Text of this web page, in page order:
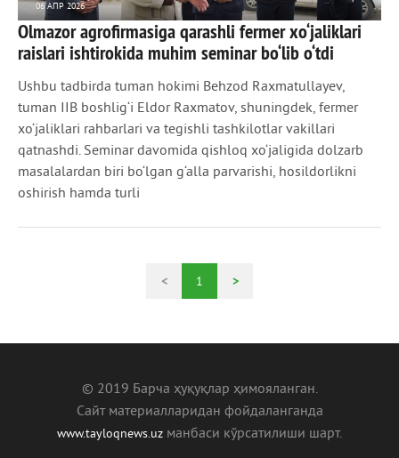
06 АПР 2026
324 0
Olmazor agrofirmasiga qarashli fermer xo‘jaliklari
raislari ishtirokida muhim seminar bo‘lib o‘tdi
Ushbu tadbirda tuman hokimi Behzod Raxmatullayev,
tuman IIB boshlig‘i Eldor Raxmatov, shuningdek, fermer
xo‘jaliklari rahbarlari va tegishli tashkilotlar vakillari
qatnashdi. Seminar davomida qishloq xo‘jaligida dolzarb
masalalardan biri bo‘lgan g‘alla parvarishi, hosildorlikni
oshirish hamda turli
< 1 >
© 2019 Барча ҳуқуқлар ҳимояланган.
Сайт материалларидан фойдаланганда
www.tayloqnews.uz манбаcи кўрсатилиши шарт.